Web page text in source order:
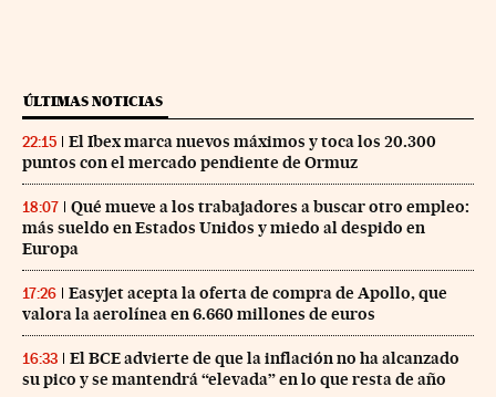
ÚLTIMAS NOTICIAS
22:15
El Ibex marca nuevos máximos y toca los 20.300
puntos con el mercado pendiente de Ormuz
18:07
Qué mueve a los trabajadores a buscar otro empleo:
más sueldo en Estados Unidos y miedo al despido en
Europa
17:26
Easyjet acepta la oferta de compra de Apollo, que
valora la aerolínea en 6.660 millones de euros
16:33
El BCE advierte de que la inflación no ha alcanzado
su pico y se mantendrá “elevada” en lo que resta de año